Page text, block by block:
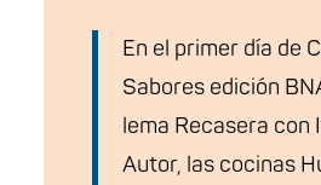
En el primer día de
Sabores edición
lema Recasera con
Autor, las cocinas